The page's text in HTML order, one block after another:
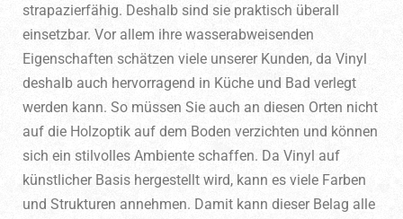
strapazierfähig. Deshalb sind sie praktisch überall
einsetzbar. Vor allem ihre wasserabweisenden
Eigenschaften schätzen viele unserer Kunden, da Vinyl
deshalb auch hervorragend in Küche und Bad verlegt
werden kann. So müssen Sie auch an diesen Orten nicht
auf die Holzoptik auf dem Boden verzichten und können
sich ein stilvolles Ambiente schaffen. Da Vinyl auf
künstlicher Basis hergestellt wird, kann es viele Farben
und Strukturen annehmen. Damit kann dieser Belag alle